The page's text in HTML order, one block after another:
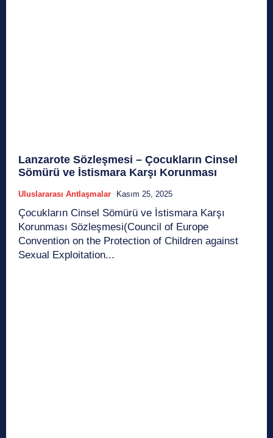
Lanzarote Sözleşmesi – Çocukların Cinsel
Sömürü ve İstismara Karşı Korunması
Uluslararası Antlaşmalar Kasım 25, 2025
Çocukların Cinsel Sömürü ve İstismara Karşı
Korunması Sözleşmesi(Council of Europe
Convention on the Protection of Children against
Sexual Exploitation...